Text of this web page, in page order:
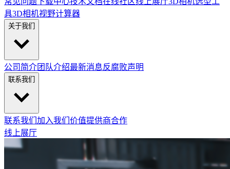
具3D相机视野计算器
关于我们
公司简介团队介绍最新消息反腐败声明
联系我们
联系我们 加入我们 价值提供商合作
线上展厅